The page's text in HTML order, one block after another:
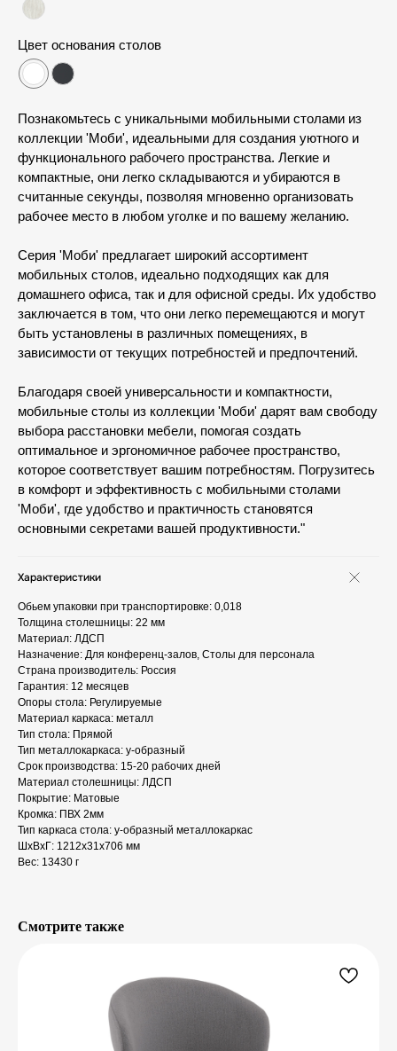
Цвет основания столов
Познакомьтесь с уникальными мобильными столами из
коллекции 'Моби', идеальными для создания уютного и
функционального рабочего пространства. Легкие и
компактные, они легко складываются и убираются в
считанные секунды, позволяя мгновенно организовать
рабочее место в любом уголке и по вашему желанию.
Серия 'Моби' предлагает широкий ассортимент
мобильных столов, идеально подходящих как для
домашнего офиса, так и для офисной среды. Их удобство
заключается в том, что они легко перемещаются и могут
быть установлены в различных помещениях, в
зависимости от текущих потребностей и предпочтений.
Благодаря своей универсальности и компактности,
мобильные столы из коллекции 'Моби' дарят вам свободу
выбора расстановки мебели, помогая создать
оптимальное и эргономичное рабочее пространство,
которое соответствует вашим потребностям. Погрузитесь
в комфорт и эффективность с мобильными столами
'Моби', где удобство и практичность становятся
основными секретами вашей продуктивности."
Характеристики
Обьем упаковки при транспортировке: 0,018
Толщина столешницы: 22 мм
Материал: ЛДСП
Назначение: Для конференц-залов, Столы для персонала
Страна производитель: Россия
Гарантия: 12 месяцев
Опоры стола: Регулируемые
Материал каркаса: металл
Тип стола: Прямой
Тип металлокаркаса: у-образный
Срок производства: 15-20 рабочих дней
Материал столешницы: ЛДСП
Покрытие: Матовые
Кромка: ПВХ 2мм
Тип каркаса стола: у-образный металлокаркас
ШxВxГ: 1212x31x706 мм
Вес: 13430 г
Смотрите также